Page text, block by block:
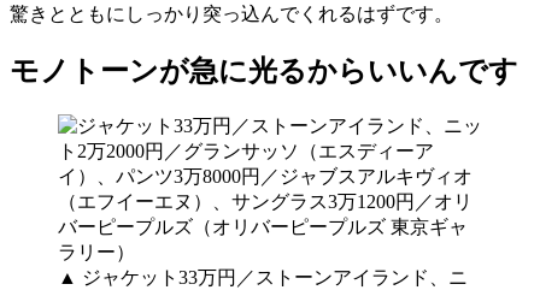
驚きとともにしっかり突っ込んでくれるはずです。
モノトーンが急に光るからいいんです
▲ ジャケット33万円／ストーンアイランド、ニ